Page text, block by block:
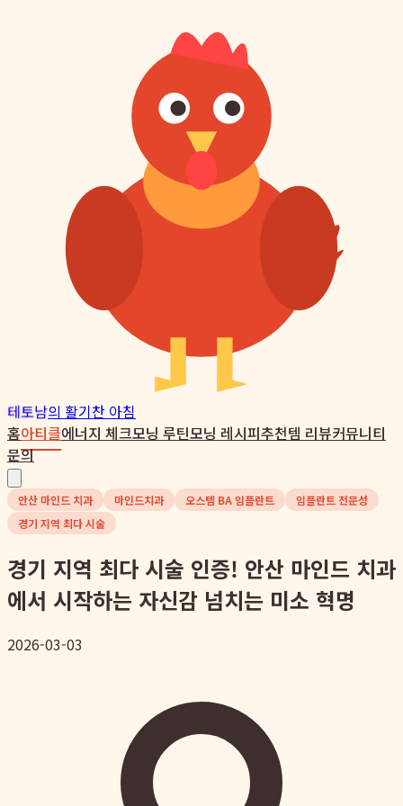
테토남의 활기찬 아침
홈아티클에너지 체크모닝 루틴모닝 레시피추천템 리뷰커뮤니티
문의
안산 마인드 치과 마인드치과 오스템 BA 임플란트
임플란트 전문성
경기 지역 최다 시술
경기 지역 최다 시술 인증! 안산 마인드 치과
에서 시작하는 자신감 넘치는 미소 혁명
2026-03-03